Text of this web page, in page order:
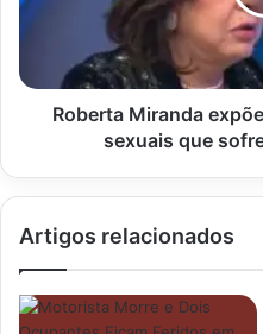
e
sexuais
sofreu
adolescência
Roberta Miranda
sexuais que
Artigos relacionados